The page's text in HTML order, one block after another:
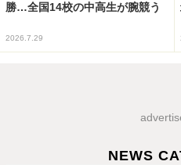
勝…全国14校の中高生が腕競う
2026.7.29
NEWS